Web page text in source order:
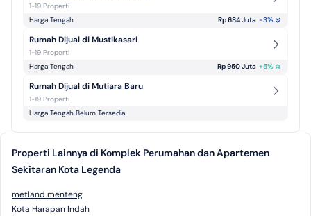
1-19 Properti
Harga Tengah
Rp 684 Juta -3%
Rumah Dijual di Mustikasari
1-19 Properti
Harga Tengah
Rp 950 Juta +5%
Rumah Dijual di Mutiara Baru
1-19 Properti
Harga Tengah Belum Tersedia
Properti Lainnya di Komplek Perumahan dan Apartemen
Sekitaran Kota Legenda
metland menteng
Kota Harapan Indah